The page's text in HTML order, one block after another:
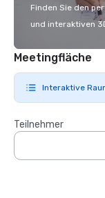
Finden Sie den
und interaktiven
Meetingfläche
Interaktive
Teilnehmer